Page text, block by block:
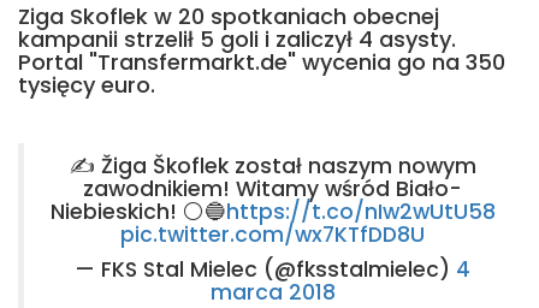
Ziga Skoflek w 20 spotkaniach obecnej
kampanii strzelił 5 goli i zaliczył 4 asysty.
Portal "Transfermarkt.de" wycenia go na 350
tysięcy euro.
✍️ Žiga Škoflek został naszym nowym
zawodnikiem! Witamy wśród Biało-
Niebieskich! ⚪🔵https://t.co/nIw2wUtU58
pic.twitter.com/wx7KTfDD8U
— FKS Stal Mielec (@fksstalmielec) 4
marca 2018